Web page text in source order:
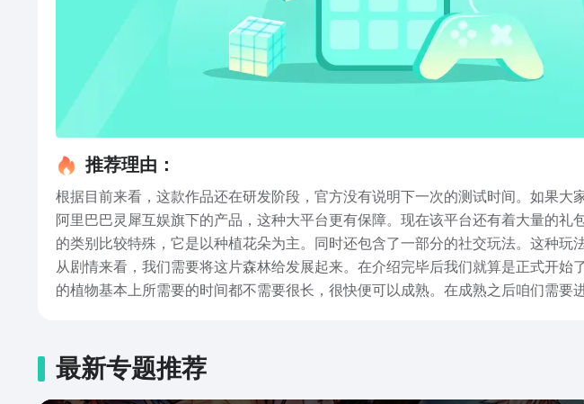
推荐理由：
根据目前来看，这款作品还在研发阶段，官方没有说明下一次的测试时间。如果
阿里巴巴灵犀互娱旗下的产品，这种大平台更有保障。现在该平台还有着大量的
的类别比较特殊，它是以种植花朵为主。同时还包含了一部分的社交玩法。这种
从剧情来看，我们需要将这片森林给发展起来。在介绍完毕后我们就算是正式开
的植物基本上所需要的时间都不需要很长，很快便可以成熟。在成熟之后咱们需
最新专题推荐